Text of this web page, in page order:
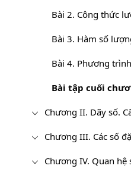
Bài 2. Công thức
Bài 3. Hàm số
Bài 4. Phương
Bài tập cuối
Chương II. Dãy số.
Chương IV. Quan